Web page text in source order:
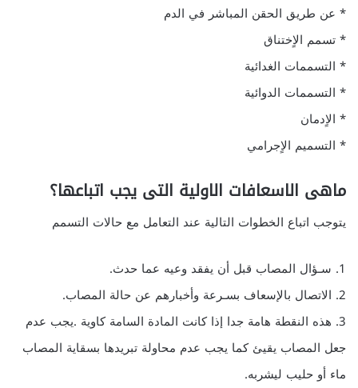
* عن طريق الحقن المباشر في الدم
* تسمم الاٍختناق
* التسممات الغدائية
* التسممات الدوائية
* الاٍدمان
* التسميم الاٍجرامي
ماهى الاسعافات الاولية التى يجب اتباعها؟
يتوجب اتباع الخطوات التالية عند التعامل مع حالات التسمم
1. سـؤال المصاب قبل أن يفقد وعيه عما حدث.
2. الاتصال بالإسعاف بسـرعة وأخبارهم عن حالة المصاب.
3. هذه النقطة هامة جدا إذا كانت المادة السامة كاوية .يجب عدم
جعل المصاب يقيئ كما يجب عدم محاولة تبريدها بسقاية المصاب
ماء أو حليب ليشربه.